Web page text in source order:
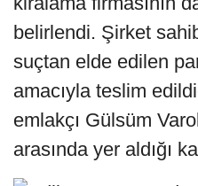
belirlendi. Şirket
suçtan elde edilen
amacıyla teslim
emlakçı Gülsüm
arasında yer aldığı